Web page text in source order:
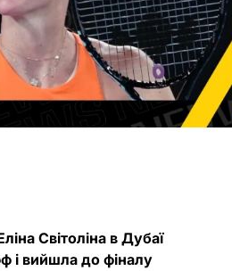
Світоліна в Дубаї
і вийшла до фіналу